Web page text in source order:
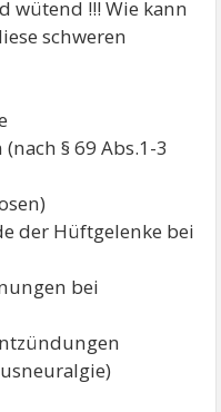
wütend !!! Wie kann
schweren
§ 69 Abs.1-3
der Hüftgelenke bei
bei